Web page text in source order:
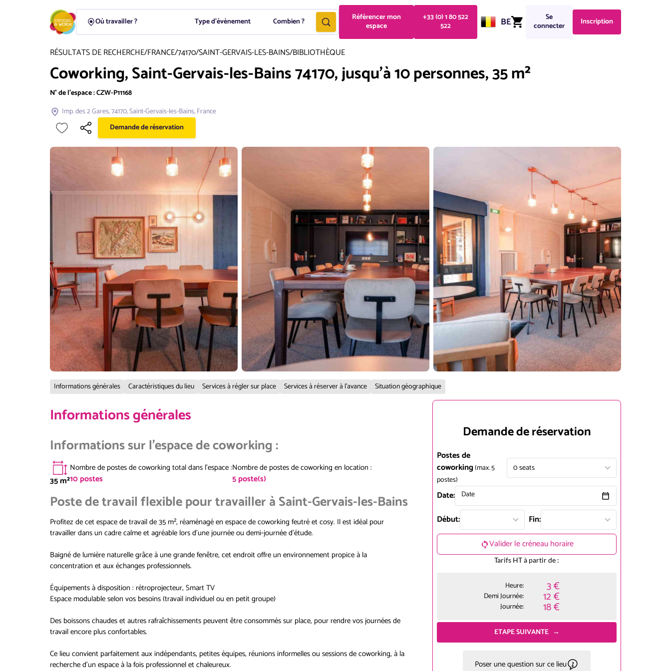
Type d'évènement Combien ? Référencer mon
espace
+33 (0) 1 80 522
522 BE Se
connecter Inscription
RÉSULTATS DE RECHERCHE/FRANCE/74170/SAINT-GERVAIS-LES-BAINS/BIBLIOTHÈQUE
Coworking, Saint-Gervais-les-Bains 74170, jusqu'à 10 personnes, 35 m²
N° de l'espace :CZW-P11168
Imp. des 2 Gares, 74170, Saint-Gervais-les-Bains, France
Demande de réservation
Informations générales Caractéristiques du lieu Services à régler sur place Services à réserver à l'avance Situation géographique
Informations générales
Informations sur l'espace de coworking:
35m²
Nombre de postes de coworking total dans l'espace:
10postes
Nombre de postes de coworking en location :
5poste(s)
Poste de travail flexible pour travailler à Saint-Gervais-les-Bains
Profitez de cet espace de travail de 35 m², réaménagé en espace de coworking feutré et cosy. Il est idéal pour
travailler dans un cadre calme et agréable lors d’une journée ou demi‑journée d’étude.
Baigné de lumière naturelle grâce à une grande fenêtre, cet endroit offre un environnement propice à la
concentration et aux échanges professionnels.
Équipements à disposition : rétroprojecteur, Smart TV
Espace modulable selon vos besoins (travail individuel ou en petit groupe)
Des boissons chaudes et autres rafraîchissements peuvent être consommés sur place, pour rendre vos journées de
travail encore plus confortables.
Ce lieu convient parfaitement aux indépendants, petites équipes, réunions informelles ou sessions de coworking, à la
recherche d’un espace à la fois professionnel et chaleureux.
Demande de réservation
Postes de
coworking(max.5
postes)
0seats
Date: Date
Début:
Fin:
Valider le créneau horaire
Tarifs HT à partir de :
Heure: 3 €
Demi Journée: 12 €
Journée: 18 €
ETAPE SUIVANTE
Poser une question sur ce lieu